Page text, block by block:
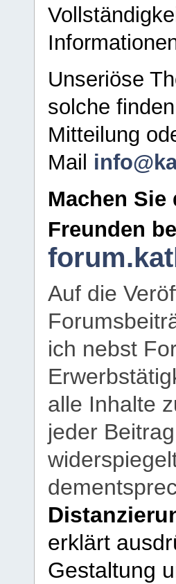
Unseriöse
solche
Mitteilung
Mail
Machen
Freunden
Auf die
ich nebst
alle Inhalte
jeder
erklärt
Gestaltung